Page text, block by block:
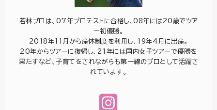
若林プロは、07年プロテストに合格し、08年には20歳でツア
ー初優勝。
2018年11月から産休制度を利用し、19年4月に出産。
20年からツアーに復帰し、21年には国内女子ツアーで優勝を
果たすなど、子育てをされながらも第一線のプロとして活躍さ
れています。